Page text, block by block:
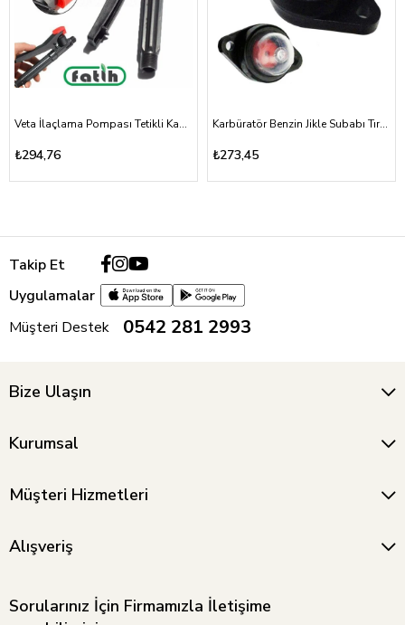
Veta İlaçlama Pompası Tetikli Kabze Akülü, Mekanik 16A, 16T
₺294,76
Karbüratör Benzin Jikle Subabı Tırpan ve Testere Vidalı Tip
₺273,45
Takip Et
Uygulamalar
Müşteri Destek
0542 281 2993
Bize Ulaşın
Kurumsal
Müşteri Hizmetleri
Alışveriş
Sorularınız İçin Firmamızla İletişime